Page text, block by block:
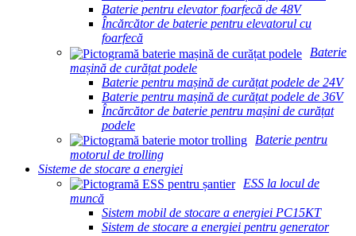
Baterie pentru elevator foarfecă de 48V
Încărcător de baterie pentru elevatorul cu
foarfecă
Baterie
mașină de curățat podele
Baterie pentru mașină de curățat podele de 24V
Baterie pentru mașină de curățat podele de 36V
Încărcător de baterie pentru mașini de curățat
podele
Baterie pentru
motorul de trolling
Sisteme de stocare a energiei
ESS la locul de
muncă
Sistem mobil de stocare a energiei PC15KT
Sistem de stocare a energiei pentru generator